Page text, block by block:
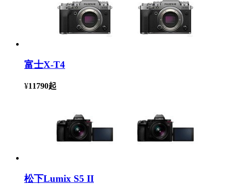
富士X-T4
¥11790起
松下Lumix S5 II